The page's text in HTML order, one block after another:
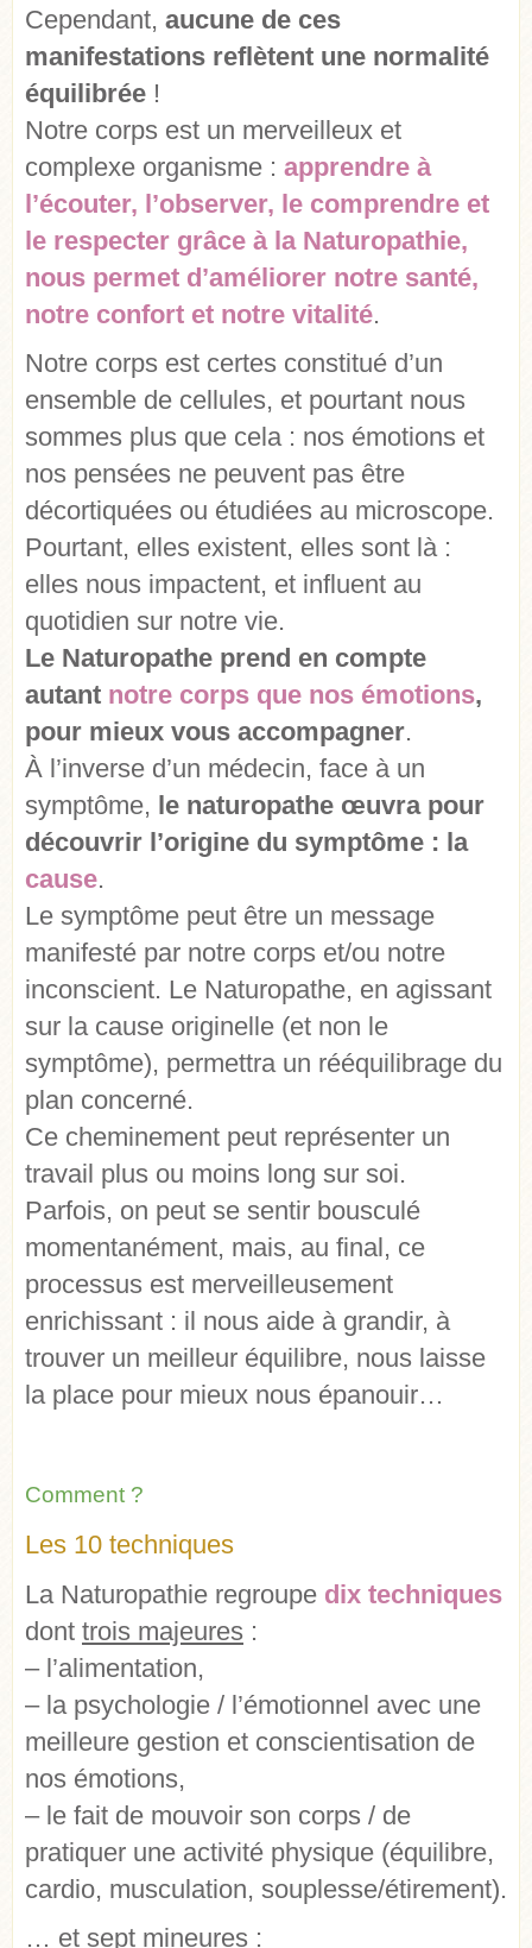
Cependant, aucune de ces
manifestations reflètent une normalité
équilibrée !
Notre corps est un merveilleux et
complexe organisme : apprendre à
l’écouter, l’observer, le comprendre et
le respecter grâce à la Naturopathie,
nous permet d’améliorer notre santé,
notre confort et notre vitalité.
Notre corps est certes constitué d’un
ensemble de cellules, et pourtant nous
sommes plus que cela : nos émotions et
nos pensées ne peuvent pas être
décortiquées ou étudiées au microscope.
Pourtant, elles existent, elles sont là :
elles nous impactent, et influent au
quotidien sur notre vie.
Le Naturopathe prend en compte
autant notre corps que nos émotions,
pour mieux vous accompagner.
À l’inverse d’un médecin, face à un
symptôme, le naturopathe œuvra pour
découvrir l’origine du symptôme : la
cause.
Le symptôme peut être un message
manifesté par notre corps et/ou notre
inconscient. Le Naturopathe, en agissant
sur la cause originelle (et non le
symptôme), permettra un rééquilibrage du
plan concerné.
Ce cheminement peut représenter un
travail plus ou moins long sur soi.
Parfois, on peut se sentir bousculé
momentanément, mais, au final, ce
processus est merveilleusement
enrichissant : il nous aide à grandir, à
trouver un meilleur équilibre, nous laisse
la place pour mieux nous épanouir…
Comment ?
Les 10 techniques
La Naturopathie regroupe dix techniques
dont trois majeures :
– l’alimentation,
– la psychologie / l’émotionnel avec une
meilleure gestion et conscientisation de
nos émotions,
– le fait de mouvoir son corps / de
pratiquer une activité physique (équilibre,
cardio, musculation, souplesse/étirement).
… et sept mineures :